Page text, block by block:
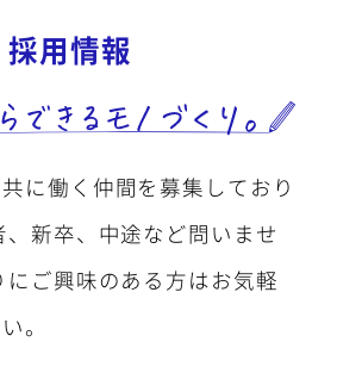
439-5951
439-5951
採用情報
に働く仲間を募集しており
、新卒、中途など問いませ
にご興味のある方はお気軽
。